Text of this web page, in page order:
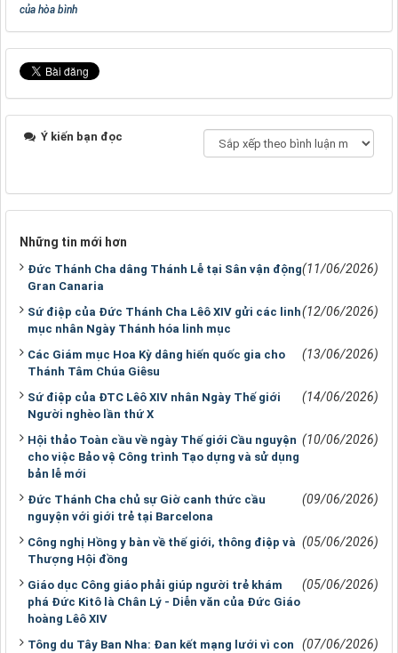
của hòa bình
Ý kiến bạn đọc
Những tin mới hơn
Đức Thánh Cha dâng Thánh Lễ tại Sân vận động
Gran Canaria
(11/06/2026)
Sứ điệp của Đức Thánh Cha Lêô XIV gửi các linh
mục nhân Ngày Thánh hóa linh mục
(12/06/2026)
Các Giám mục Hoa Kỳ dâng hiến quốc gia cho
Thánh Tâm Chúa Giêsu
(13/06/2026)
Sứ điệp của ĐTC Lêô XIV nhân Ngày Thế giới
Người nghèo lần thứ X
(14/06/2026)
Hội thảo Toàn cầu về ngày Thế giới Cầu nguyện
cho việc Bảo vệ Công trình Tạo dựng và sử dụng
bản lễ mới
(10/06/2026)
Đức Thánh Cha chủ sự Giờ canh thức cầu
nguyện với giới trẻ tại Barcelona
(09/06/2026)
Công nghị Hồng y bàn về thế giới, thông điệp và
Thượng Hội đồng
(05/06/2026)
Giáo dục Công giáo phải giúp người trẻ khám
phá Đức Kitô là Chân Lý - Diễn văn của Đức Giáo
hoàng Lêô XIV
(05/06/2026)
Tông du Tây Ban Nha: Đan kết mạng lưới vì con
(07/06/2026)